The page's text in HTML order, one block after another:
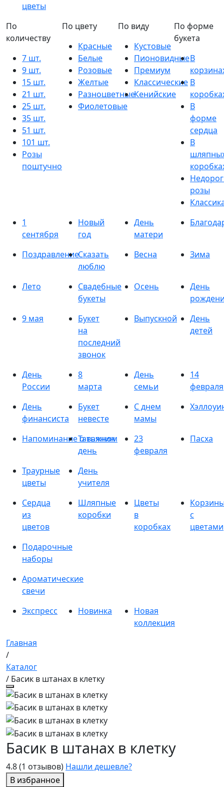
цветы
По
количеству
7 шт.
9 шт.
15 шт.
21 шт.
25 шт.
35 шт.
51 шт.
101 шт.
Розы
поштучно
По цвету
Красные
Белые
Розовые
Желтые
Разноцветные
Фиолетовые
По виду
Кустовые
Пионовидные
Премиум
Классические
Кенийские
По форме
букета
В
В
В
форме
сердца
В
розы
1
сентября
Новый
год
День
матери
ПоздравлениеСказать
люблю
Весна Зима
Лето
Свадебные
букеты
Осень
День
9 мая
Букет
на
последний
звонок
Выпускной
День
детей
День
России
8
марта
День
семьи
14
февраля
День
финансиста
Букет
невесте
С днем
мамы
Напоминание о важном
Татьянин
день
23
февраля
Пасха
Траурные
цветы
День
учителя
Сердца
из
цветов
Шляпные
коробки
Цветы
в
коробках
с
цветами
Подарочные
наборы
Ароматические
свечи
Экспресс
Новинка
Новая
коллекция
Главная
/
Каталог
/ Басик в штанах в клетку
4.8(1 отзывов) Нашли дешевле?
В избранное
Басик в штанах в клетку